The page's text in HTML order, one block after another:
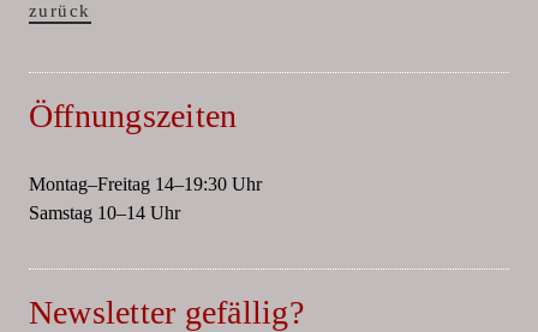
zurück
Öffnungszeiten
Montag–Freitag 14–19:30 Uhr
Samstag 10–14 Uhr
Newsletter gefällig?